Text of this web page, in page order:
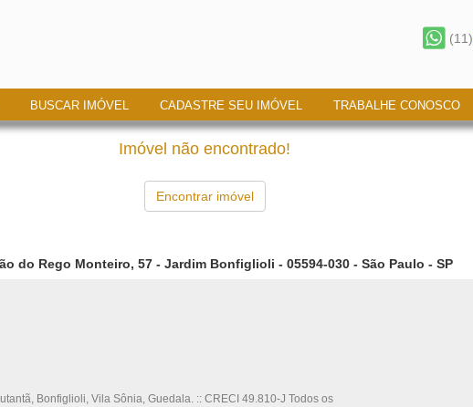
(11)
BUSCAR IMÓVEL CADASTRE SEU IMÓVEL TRABALHE CONOSCO
Imóvel não encontrado!
Encontrar imóvel
do Rego Monteiro, 57 - Jardim Bonfiglioli - 05594-030 - São Paulo - SP
Bonfiglioli, Vila Sônia, Guedala. :: CRECI 49.810-J Todos os